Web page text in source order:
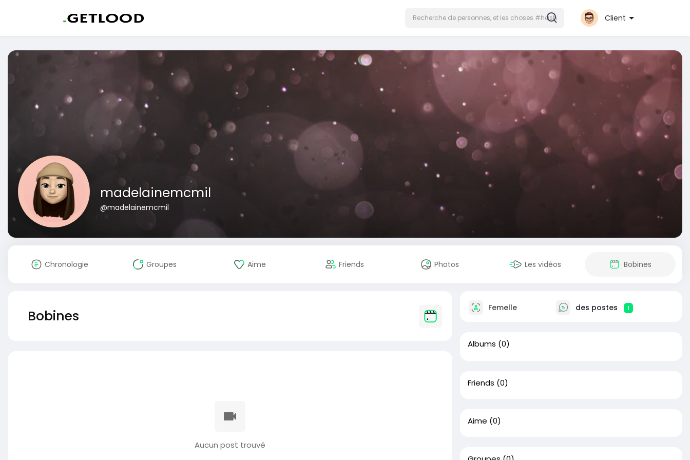
Client
madelainemcmil
@madelainemcmil
Chronologie Groupes Aime Friends Photos Les vidéos Bobines
Bobines
Aucun post trouvé
Femelle des postes 1
Albums (0)
Friends (0)
Aime (0)